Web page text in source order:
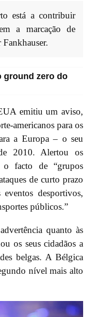
está a contribuir
a marcação de
ground zero do
emitiu um aviso,
americanos para os
a Europa – o seu
2010. Alertou os
o facto de “grupos
de curto prazo
desportivos,
públicos.”
quanto às
os seus cidadãos a
belgas. A Bélgica
nível mais alto